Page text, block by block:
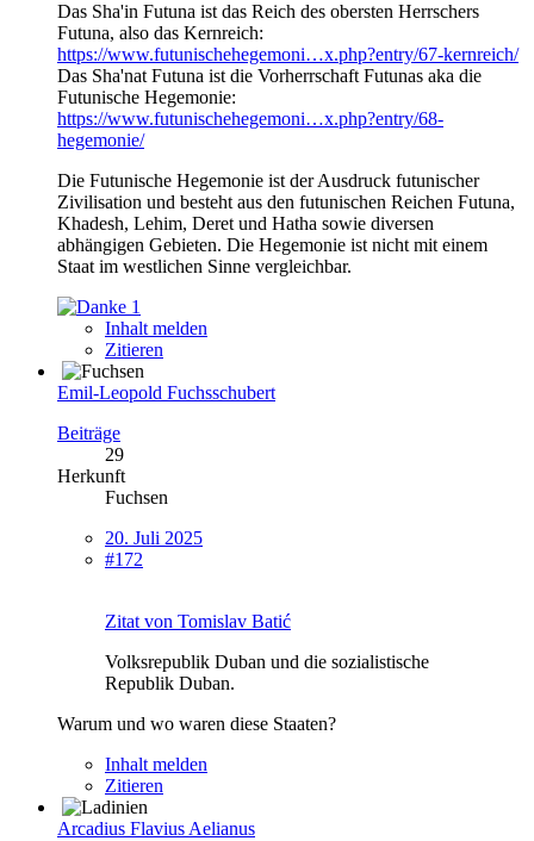
Das Sha'in Futuna ist das Reich des obersten Herrschers
Futuna, also das Kernreich:
https://www.futunischehegemoni…x.php?entry/67-kernreich/
Das Sha'nat Futuna ist die Vorherrschaft Futunas aka die
Futunische Hegemonie:
https://www.futunischehegemoni…x.php?entry/68-
hegemonie/
Die Futunische Hegemonie ist der Ausdruck futunischer
Zivilisation und besteht aus den futunischen Reichen Futuna,
Khadesh, Lehim, Deret und Hatha sowie diversen
abhängigen Gebieten. Die Hegemonie ist nicht mit einem
Staat im westlichen Sinne vergleichbar.
1
Inhalt melden
Zitieren
Emil-Leopold Fuchsschubert
Beiträge
29
Herkunft
Fuchsen
20. Juli 2025
#172
Zitat von Tomislav Batić
Volksrepublik Duban und die sozialistische
Republik Duban.
Warum und wo waren diese Staaten?
Inhalt melden
Zitieren
Arcadius Flavius Aelianus